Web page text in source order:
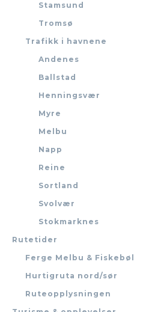
Stamsund
Tromsø
Trafikk i havnene
Andenes
Ballstad
Henningsvær
Myre
Melbu
Napp
Reine
Sortland
Svolvær
Stokmarknes
Rutetider
Ferge Melbu & Fiskebøl
Hurtigruta nord/sør
Ruteopplysningen